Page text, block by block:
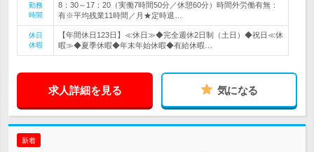
勤務
時間
8：30～17：20（実働7時間50分／休憩60分）時間外労働有無：
有※平均残業11時間／月★定時退…
休日
休暇
【年間休日123日】≪休日≫◆完全週休2日制（土日）◆祝日≪休
暇≫◆夏季休暇◆年末年始休暇◆有給休暇…
求人詳細を見る 気になる
新着